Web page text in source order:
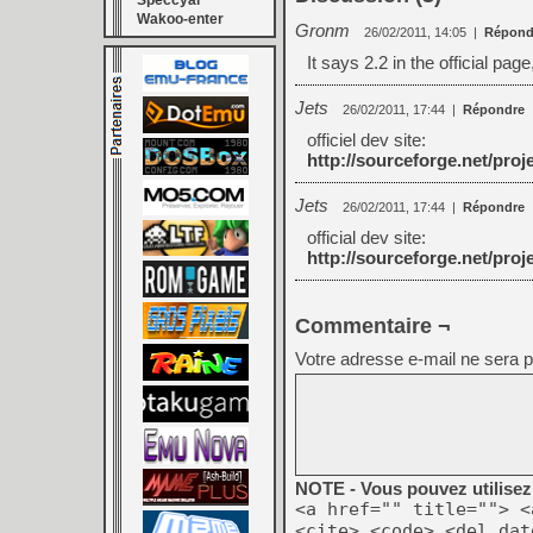
Wakoo-enter
Gronm 26/02/2011, 14:05 |
It says 2.2 in the official
Jets 26/02/2011, 17:44 | Répondre
officiel dev site:
http://sourceforge.net/
Jets 26/02/2011, 17:44 | Répondre
official dev site:
http://sourceforge.net/
Commentaire ¬
Votre adresse e-mail ne sera
NOTE - Vous pouvez
<a href="" title="">